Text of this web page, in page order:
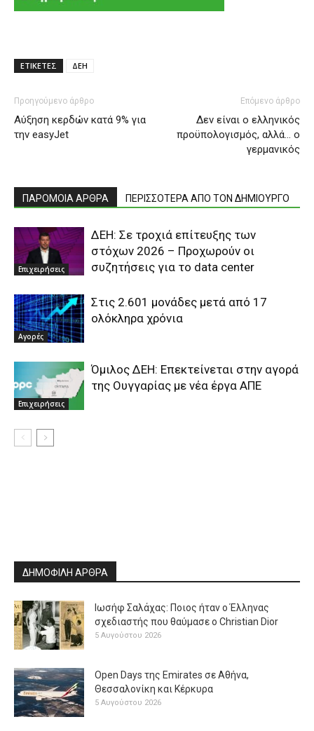
ΕΤΙΚΕΤΕΣ ΔΕΗ
Προηγούμενο άρθρο
Aύξηση κερδών κατά 9% για
την easyJet
Επόμενο άρθρο
Δεν είναι ο ελληνικός
προϋπολογισμός, αλλά… ο
γερμανικός
ΠΑΡΟΜΟΙΑ ΑΡΘΡΑ ΠΕΡΙΣΣΟΤΕΡΑ ΑΠΟ ΤΟΝ ΔΗΜΙΟΥΡΓΟ
Επιχειρήσεις
ΔΕΗ: Σε τροχιά επίτευξης των
στόχων 2026 – Προχωρούν οι
συζητήσεις για το data center
Αγορές
Στις 2.601 μονάδες μετά από 17
ολόκληρα χρόνια
Επιχειρήσεις
Όμιλος ΔΕΗ: Επεκτείνεται στην αγορά
της Ουγγαρίας με νέα έργα ΑΠΕ
ΔΗΜΟΦΙΛΗ ΑΡΘΡΑ
Ιωσήφ Σαλάχας: Ποιος ήταν ο Έλληνας
σχεδιαστής που θαύμασε ο Christian Dior
5 Αυγούστου 2026
Open Days της Emirates σε Αθήνα,
Θεσσαλονίκη και Κέρκυρα
5 Αυγούστου 2026